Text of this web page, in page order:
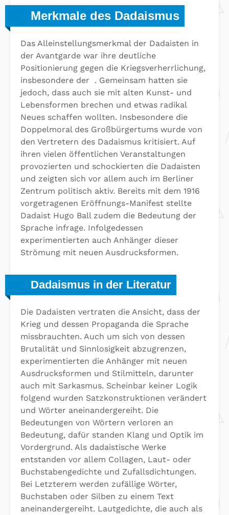
Merkmale des Dadaismus
Das Alleinstellungsmerkmal der Dadaisten in
der Avantgarde war ihre deutliche
Positionierung gegen die Kriegsverherrlichung,
insbesondere der
. Gemeinsam hatten sie
jedoch, dass auch sie mit alten Kunst- und
Lebensformen brechen und etwas radikal
Neues schaffen wollten. Insbesondere die
Doppelmoral des Großbürgertums wurde von
den Vertretern des Dadaismus kritisiert. Auf
ihren vielen öffentlichen Veranstaltungen
provozierten und schockierten die Dadaisten
und zeigten sich vor allem auch im Berliner
Zentrum politisch aktiv. Bereits mit dem 1916
vorgetragenen Eröffnungs-Manifest stellte
Dadaist Hugo Ball zudem die Bedeutung der
Sprache infrage. Infolgedessen
experimentierten auch Anhänger dieser
Strömung mit neuen Ausdrucksformen.
Dadaismus in der Literatur
Die Dadaisten vertraten die Ansicht, dass der
Krieg und dessen Propaganda die Sprache
missbrauchten. Auch um sich von dessen
Brutalität und Sinnlosigkeit abzugrenzen,
experimentierten die Anhänger mit neuen
Ausdrucksformen und Stilmitteln, darunter
auch mit Sarkasmus. Scheinbar keiner Logik
folgend wurden Satzkonstruktionen verändert
und Wörter aneinandergereiht. Die
Bedeutungen von Wörtern verloren an
Bedeutung, dafür standen Klang und Optik im
Vordergrund. Als dadaistische Werke
entstanden vor allem Collagen, Laut- oder
Buchstabengedichte und Zufallsdichtungen.
Bei Letzterem werden zufällige Wörter,
Buchstaben oder Silben zu einem Text
aneinandergereiht. Lautgedichte, die auch als